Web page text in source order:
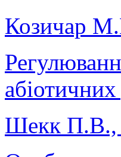
Козичар
Шекк П.В.,